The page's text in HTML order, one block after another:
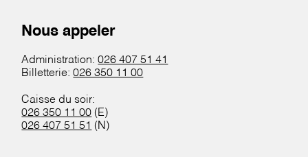
Nous appeler
Administration:026 407 51 41
Billetterie:026 350 11 00
Caisse du soir:
026 350 11 00 (E)
026 407 51 51 (N)